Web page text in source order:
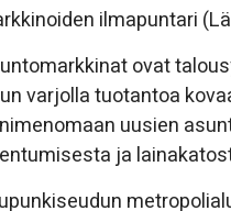
ilmapuntari
ovat
varjolla tuotantoa
uusien
ja